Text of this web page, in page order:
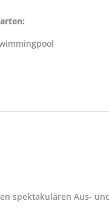
spektakulären Aus-